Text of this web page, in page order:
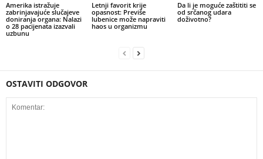
Amerika istražuje
zabrinjavajuće slučajeve
doniranja organa: Nalazi
o 28 pacijenata izazvali
uzbunu
Letnji favorit krije
opasnost: Previše
lubenice može napraviti
haos u organizmu
Da li je moguće zaštititi se
od srčanog udara
doživotno?
OSTAVITI ODGOVOR